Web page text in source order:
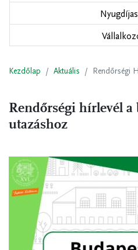
Kezdőlap Aktuális Rendőrségi
Rendőrségi hírlevél a
utazáshoz